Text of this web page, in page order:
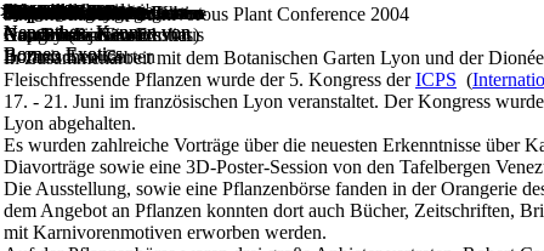
STARTSEITE
>>
DIVERSES
Lyon 2004
>> Impressum
Links
Literatur
Angebote
Diverses
Naturstandorte
Kultur
Gattungen & Arten
Artikel
Nepenthes albomarginata
Beet mit Zwergdrosera im
Karnivoren-Gewächshaus
Tropenhaus
Tropenhaus
Kakteen und Sukkulenten
Teil der Parkanlage
Viktorianisches
Gewächshaus im
Botanischen Garten
Botanischer Garten
Karnivoren-Gewächshaus
5th International Carnivorous Plant Conference 2004
In Zusammenarbeit mit dem Botanischen Garten Lyon und der
Fleischfressende Pflanzen wurde der 5. Kongress derICPS (
17. - 21. Juni im französischen Lyon veranstaltet. Der Kongress
Lyon abgehalten.
Es wurden zahlreiche Vorträge über die neuesten Erkenntnisse über
Diavorträge sowie eine 3D-Poster-Session von den Tafelbergen
Die Ausstellung, sowie eine Pflanzenbörse fanden in der Orangerie
dem Angebot an Pflanzen konnten dort auch Bücher, Zeitschriften,
mit Karnivorenmotiven erworben werden.
VAusstellung mit
Nepenthes- Kannen von
Borneo Exotics
Ausstellung mit
Nepenthes- Kannen von
Borneo Exotics
Schaubepflanzung'
Ausstellungsgalerie
Verkaufsstand von Gert
Hoogenstrijd
Verkaufsstand von Robert
Cantley (Borneo Exotics)
Nepenthes truncata Kanne
von Borneo Exotics
Ausstellung mit
Nepenthes- Kannen von
Borneo Exotics
Nepenthes truncata
Nepenthes rajah
Sarracenia im Karnivoren-
Gewächshaus
STARTSEITE
>>
DIVERSES
>>
Lyon 2004